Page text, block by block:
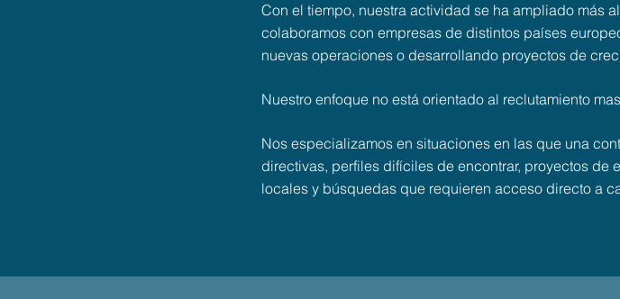
Con el tiempo, nuestra actividad se ha ampliado más
colaboramos con empresas de distintos países
nuevas operaciones o desarrollando proyectos de
Nuestro enfoque no está orientado al reclutamiento
Nos especializamos en situaciones en las que una
directivas, perfiles difíciles de encontrar, proyectos
locales y búsquedas que requieren acceso directo a